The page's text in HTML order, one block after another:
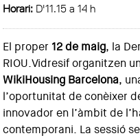
Horari: D'11.15 a 14 h
El proper 12 de maig, la
RIOU.Vidresif organitzen
WikiHousing Barcelona,
l’oportunitat de conèixer
innovador en l’àmbit de
contemporani. La sessió